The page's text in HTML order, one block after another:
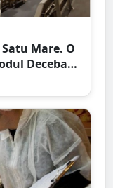
Mare. O
Decebal.